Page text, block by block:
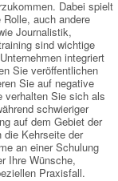
Dabei spielt
auch andere
Journalistik,
sind wichtige
integriert
Sie veröffentlichen
Sie auf negative
verhalten Sie sich als
schwieriger
auf dem Gebiet der
die Kehrseite der
an einer Schulung
Ihre Wünsche,
Praxisfall.